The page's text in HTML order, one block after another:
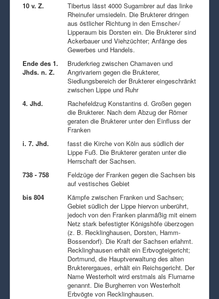
10 v. Z.
Tibertus lässt 4000 Sugambrer auf das linke
Rheinufer umsiedeln. Die Brukterer dringen
aus östlicher Richtung in den Emscher-/
Lipperaum bis Dorsten ein. Die Brukterer sind
Ackerbauer und Viehzüchter; Anfänge des
Gewerbes und Handels.
Ende des 1.
Jhds. n. Z.
Bruderkrieg zwischen Chamaven und
Angrivariern gegen die Brukterer,
Siedlungsbereich der Brukterer eingeschränkt
zwischen Lippe und Ruhr
4. Jhd.
Rachefeldzug Konstantins d. Großen gegen
die Brukterer. Nach dem Abzug der Römer
geraten die Brukterer unter den Einfluss der
Franken
i. 7. Jhd.
fasst die Kirche von Köln aus südlich der
Lippe Fuß. Die Brukterer geraten unter die
Herrschaft der Sachsen.
738 - 758
Feldzüge der Franken gegen die Sachsen bis
auf vestisches Gebiet
bis 804
Kämpfe zwischen Franken und Sachsen;
Gebiet südlich der Lippe hiervon unberührt,
jedoch von den Franken planmäßig mit einem
Netz stark befestigter Königshöfe überzogen
(z. B. Recklinghausen, Dorsten, Hamm-
Bossendorf). Die Kraft der Sachsen erlahmt.
Recklinghausen erhält ein Erbvogteigericht;
Dortmund, die Hauptverwaltung des alten
Brukterergaues, erhält ein Reichsgericht. Der
Name Westerholt wird erstmals als Flurname
genannt. Die Burgherren von Westerholt
Erbvögte von Recklinghausen.